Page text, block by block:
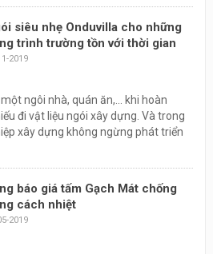
siêu nhẹ Onduvilla cho những
trình trường tồn với thời gian
2019
ngôi nhà, quán ăn,... khi hoàn
đi vật liệu ngói xây dựng. Và trong
xây dựng không ngừng phát triển
báo giá tấm Gạch Mát chống
cách nhiệt
2019